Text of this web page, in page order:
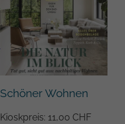
Schöner Wohnen
Kioskpreis: 11,00 CHF